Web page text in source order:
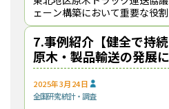
ェーン構築において重要な役
業の社会的・経済的地位の向
目的に2017年9月28日に東北
7.事例紹介【健全で持
原木・製品輸送の発展
て】
2025年3月24日
全国研究統計・調査